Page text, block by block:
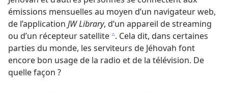
émissions mensuelles au moyen d’un navigateur web,
de l’application JW Library, d’un appareil de streaming
ou d’un récepteur satellitec. Cela dit, dans certaines
parties du monde, les serviteurs de Jéhovah font
encore bon usage de la radio et de la télévision. De
quelle façon ?